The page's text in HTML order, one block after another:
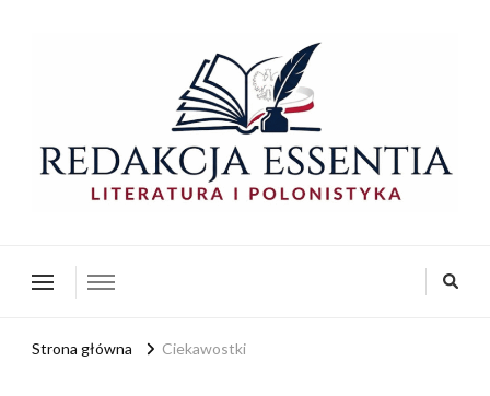
Strona główna Ciekawostki